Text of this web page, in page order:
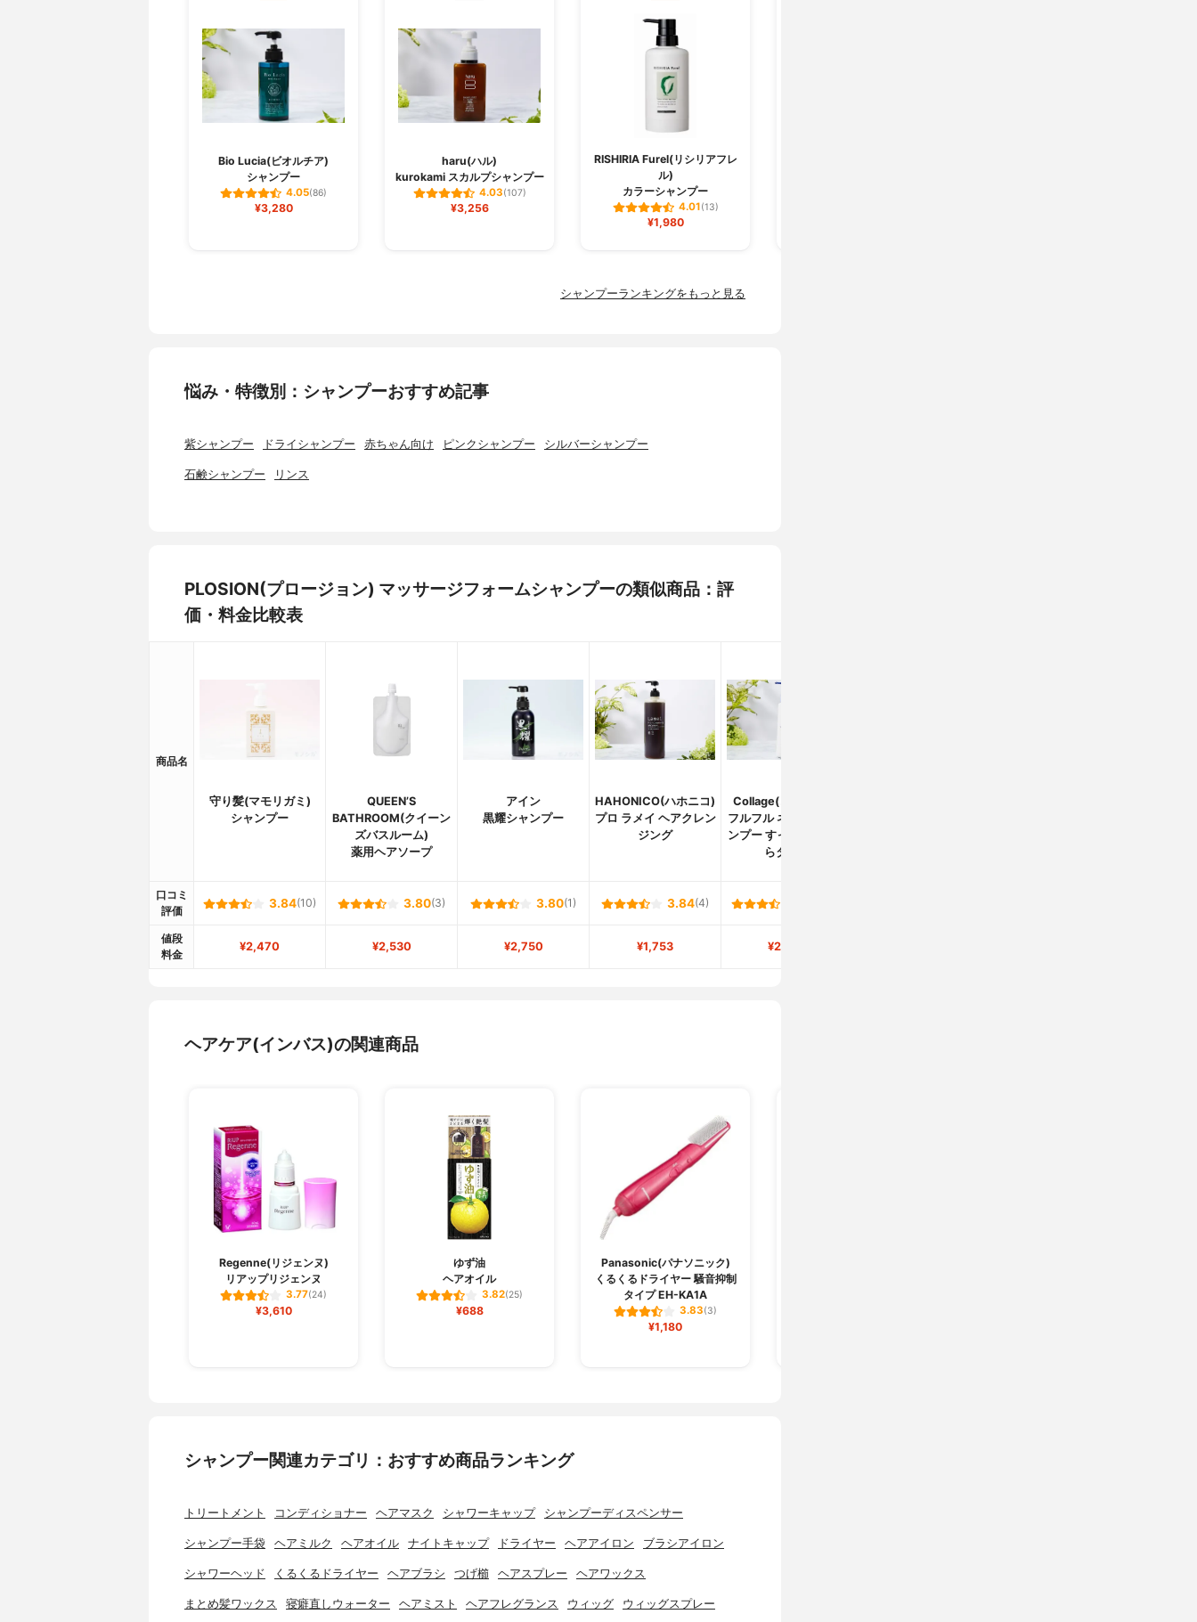
Bio Lucia(ビオルチア)
シャンプー
4.05(86)
¥3,280
haru(ハル)
kurokami スカルプシャンプー
4.03(107)
¥3,256
RISHIRIA Furel(リシリアフレ
ル)
カラーシャンプー
4.01(13)
¥1,980
シャンプーランキングをもっと見る
悩み・特徴別：シャンプーおすすめ記事
紫シャンプー ドライシャンプー 赤ちゃん向け ピンクシャンプー シルバーシャンプー
石鹸シャンプー リンス
PLOSION(プロージョン) マッサージフォームシャンプーの類似商品：評
価・料金比較表
商品名
守り髪(マモリガミ)
シャンプー
QUEEN’S
BATHROOM(クイーン
ズバスルーム)
薬用ヘアソープ
アイン
黒耀シャンプー
HAHONICO(ハホニコ)
プロ ラメイ ヘアクレン
ジング
Collage(コラージュ)
フルフル ネクストシャ
ンプー すっきりさらさ
らタイプ
口コミ
評価
3.84(10) 3.80(3) 3.80(1) 3.84(4)
値段
料金
¥2,470 ¥2,530 ¥2,750 ¥1,753 ¥2,463
ヘアケア(インバス)の関連商品
Regenne(リジェンヌ)
リアップリジェンヌ
3.77(24)
¥3,610
ゆず油
ヘアオイル
3.82(25)
¥688
Panasonic(パナソニック)
くるくるドライヤー 騒音抑制
タイプ EH-KA1A
3.83(3)
¥1,180
シャンプー関連カテゴリ：おすすめ商品ランキング
トリートメント コンディショナー ヘアマスク シャワーキャップ シャンプーディスペンサー
シャンプー手袋 ヘアミルク ヘアオイル ナイトキャップ ドライヤー ヘアアイロン ブラシアイロン
シャワーヘッド くるくるドライヤー ヘアブラシ つげ櫛 ヘアスプレー ヘアワックス
まとめ髪ワックス 寝癖直しウォーター ヘアミスト ヘアフレグランス ウィッグ ウィッグスプレー